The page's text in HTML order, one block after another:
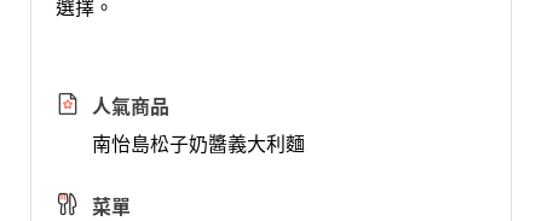
選擇。
人氣商品
南怡島松子奶醬義大利麵
菜單